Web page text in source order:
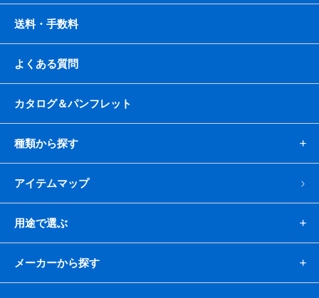
送料・手数料
よくある質問
カタログ＆パンフレット
種類から探す
アイテムマップ
用途で選ぶ
メーカーから探す